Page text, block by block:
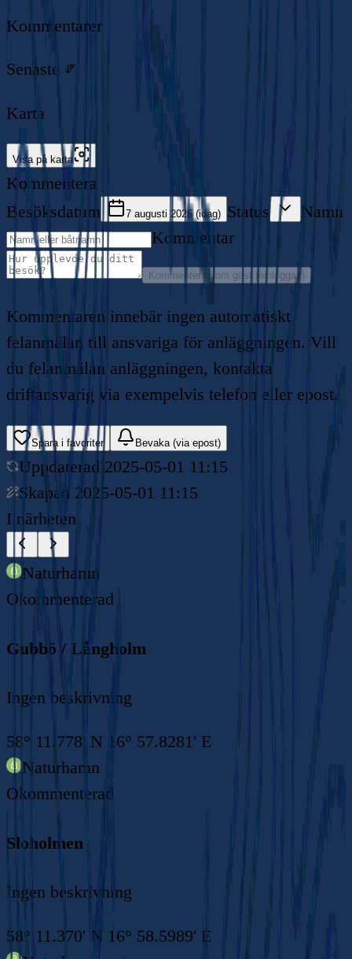
Kommentarer
Senaste
Karta
Visa på karta
Kommentera
Besöksdatum
7 augusti 2026 (idag) Status
Namn
Kommentar
Kommentera som gäst (oinloggad)
Kommentaren innebär ingen automatiskt
felanmälan till ansvariga för anläggningen. Vill
du felanmälan anläggningen, kontakta
driftansvarig via exempelvis telefon eller epost.
Spara i favoriter Bevaka (via epost)
Uppdaterad 2025-05-01 11:15
Skapad 2025-05-01 11:15
I närheten
Naturhamn
Okommenterad
Gubbö / Långholm
Ingen beskrivning
58° 11.778' N 16° 57.8281' E
Naturhamn
Okommenterad
Sloholmen
Ingen beskrivning
58° 11.370' N 16° 58.5989' E